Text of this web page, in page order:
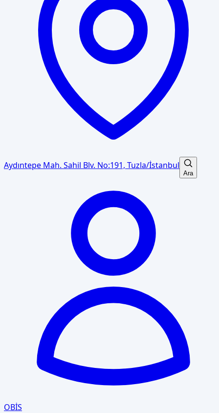
Aydıntepe Mah. Sahil Blv. No:191, Tuzla/İstanbul
Ara
OBİS